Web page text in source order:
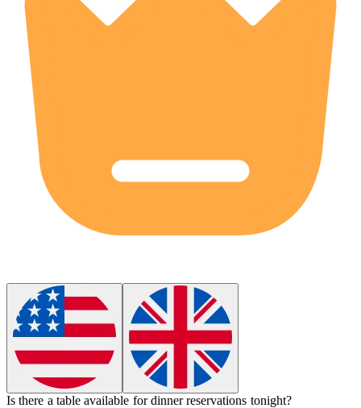
Is there a tableavailable for dinner reservations tonight?